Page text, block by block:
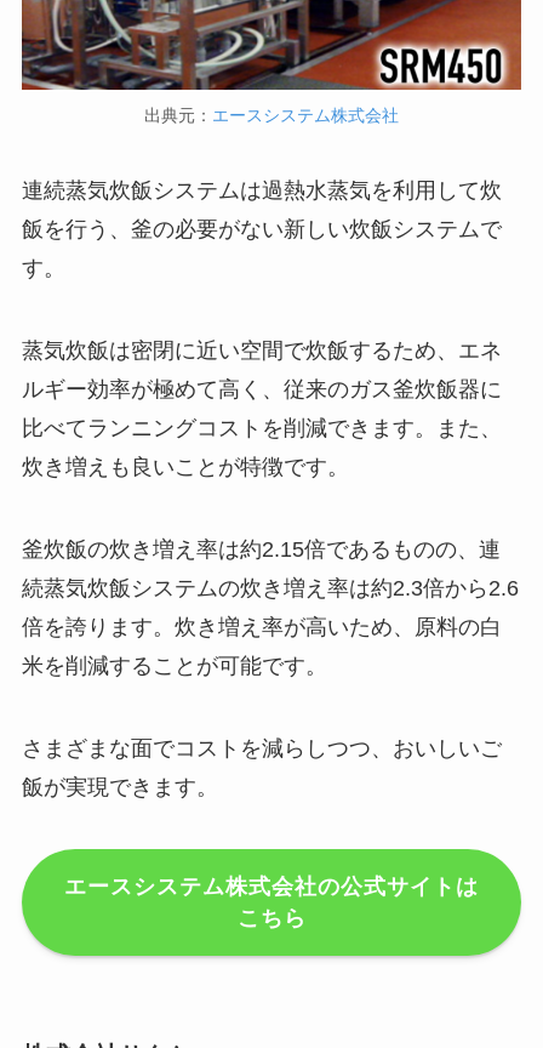
出典元： エースシステム株式会社
連続蒸気炊飯システムは過熱水蒸気を利用して炊
飯を行う、釜の必要がない新しい炊飯システムで
す。
蒸気炊飯は密閉に近い空間で炊飯するため、エネ
ルギー効率が極めて高く、従来のガス釜炊飯器に
比べてランニングコストを削減できます。また、
炊き増えも良いことが特徴です。
釜炊飯の炊き増え率は約2.15倍であるものの、連
続蒸気炊飯システムの炊き増え率は約2.3倍から2.6
倍を誇ります。炊き増え率が高いため、原料の白
米を削減することが可能です。
さまざまな面でコストを減らしつつ、おいしいご
飯が実現できます。
エースシステム株式会社の公式サイトは
こちら